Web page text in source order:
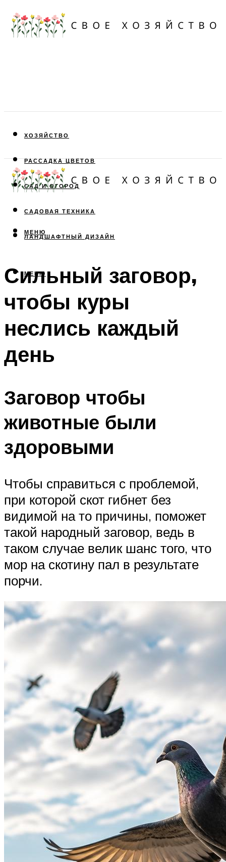
ХОЗЯЙСТВО
РАССАДКА ЦВЕТОВ
САД И ОГОРОД
САДОВАЯ ТЕХНИКА
ЛАНДШАФТНЫЙ ДИЗАЙН
МЕНЮ
МЕНЮ
Сильный заговор,
чтобы куры
неслись каждый
день
Заговор чтобы
животные были
здоровыми
Чтобы справиться с проблемой,
при которой скот гибнет без
видимой на то причины, поможет
такой народный заговор, ведь в
таком случае велик шанс того, что
мор на скотину пал в результате
порчи.